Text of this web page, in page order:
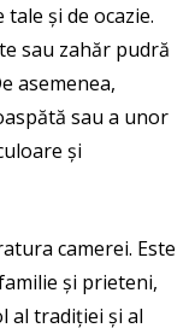
și de ocazie.
sau zahăr pudră
asemenea,
sau a unor
și
camerei. Este
și prieteni,
al tradiției și al